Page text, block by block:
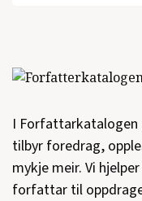
I
tilbyr foredrag,
mykje meir. Vi
forfattar til